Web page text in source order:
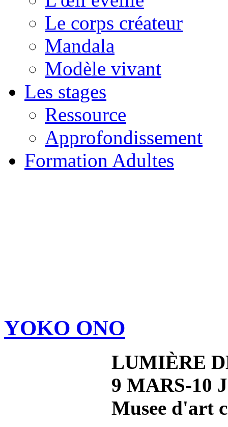
Le corps créateur
Mandala
Modèle vivant
Les stages
Ressource
Approfondissement
Formation Adultes
YOKO ONO
LUMIÈRE
9 MARS-10
Musee d'art